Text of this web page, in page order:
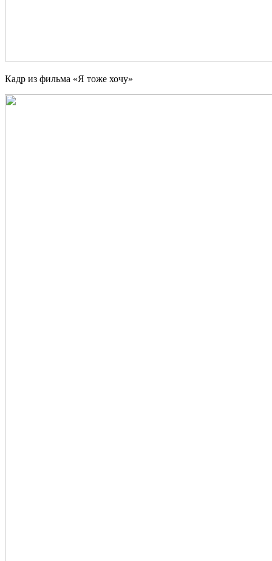
Кадр из фильма «Я тоже хочу»